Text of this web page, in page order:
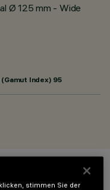
Ø 125 mm - Wide
Index) 95
stimmen Sie der